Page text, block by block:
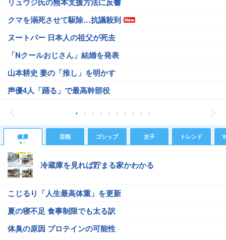
クマを溺死させて駆除…抗議殺到
ヌートバー 日本人の祖父が死去
「Nクールおじさん」結婚を発表
山本耕史 妻の「推し」を明かす
声優4人「踊る」で最高幹部役
健康 芸能 ゴシップ 女子 トレンド
冷蔵庫を見れば貯まる家かわかる
こじるり「人生最高体重」を更新
夏の寝不足 食事制限でも太る訳
体臭の原因 プロテインの可能性